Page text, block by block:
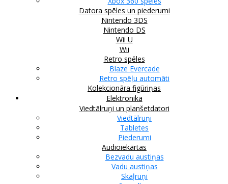
Datora spēles un piederumi
Nintendo 3DS
Nintendo DS
Wii U
Wii
Retro spēles
Blaze Evercade
Retro spēļu automāti
Kolekcionāra figūriņas
Elektronika
Viedtālruņi un planšetdatori
Viedtālruņi
Tabletes
Piederumi
Audioiekārtas
Bezvadu austiņas
Vadu austiņas
Skaļruņi